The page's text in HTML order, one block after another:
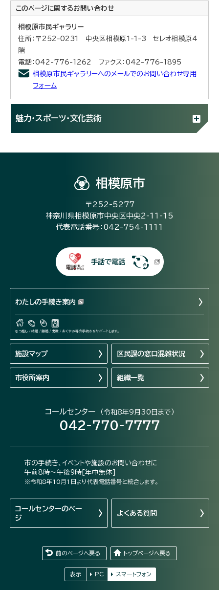
このページに関するお問い合わせ
相模原市民ギャラリー
住所：〒252-0231 中央区相模原1-1-3 セレオ相模原4
階
電話：042-776-1262 ファクス：042-776-1895
相模原市民ギャラリーへのメールでのお問い合わせ専用
フォーム
魅力・スポーツ・文化芸術
相模原市
〒252-5277
神奈川県相模原市中央区中央2-11-15
代表電話番号：042-754-1111
手話で電話
わたしの手続き案内
引っ越し / 結婚 / 離婚 / 出産 / おくやみ等の手続きをサポートします。
施設マップ 区民課の窓口混雑状況
市役所案内 組織一覧
コールセンター （令和8年9月30日まで）
042-770-7777
市の手続き、イベントや施設のお問い合わせに
午前8時～午後9時[年中無休]
※令和8年10月1日より代表電話番号と統合します。
コールセンターのペー
ジ
よくある質問
前のページへ戻る トップページへ戻る
表示 PC スマートフォン